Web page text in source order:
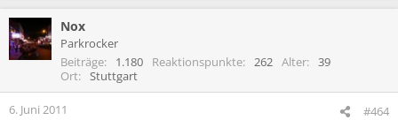
Nox
Parkrocker
Beiträge
1.180 Reaktionspunkte 262 Alter
39
Ort
Stuttgart
6. Juni 2011 #464